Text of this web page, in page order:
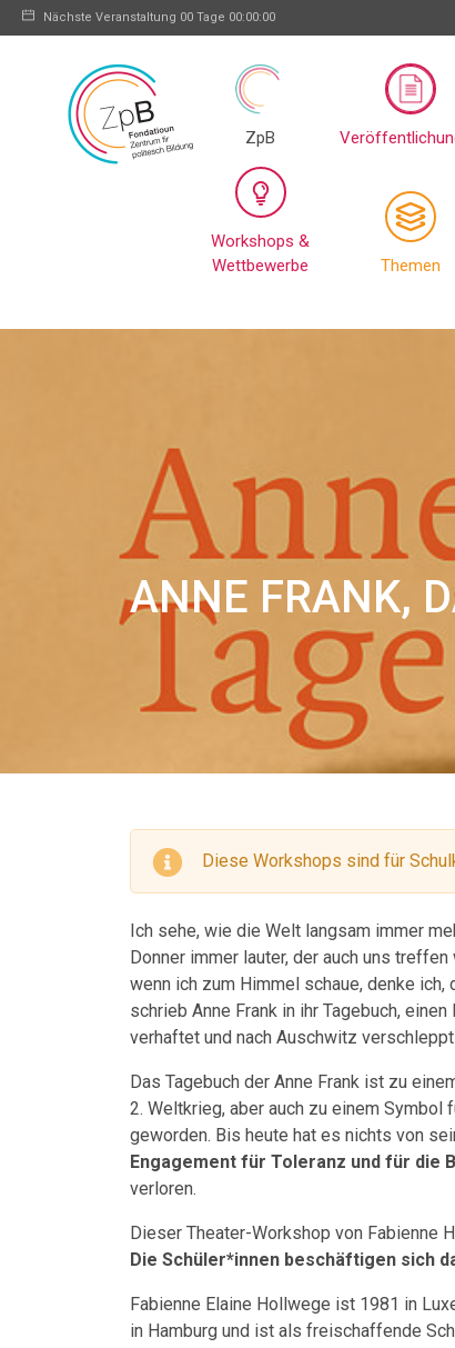
Nächste Veranstaltung 00 Tage 00:00:00
ZpB
Workshops &
Wettbewerbe
Themen
ANNE FRANK,
Diese Workshops sind für
Ich sehe, wie die Welt langsam immer
Donner immer lauter, der auch uns
wenn ich zum Himmel schaue, denke
schrieb Anne Frank in ihr Tagebuch,
verhaftet und nach Auschwitz
Das Tagebuch der Anne Frank ist zu
2. Weltkrieg, aber auch zu einem Symbol
geworden. Bis heute hat es nichts von
Engagement für Toleranz und für die
verloren.
Dieser Theater-Workshop von Fabienne
Die Schüler*innen beschäftigen sich
Fabienne Elaine Hollwege ist 1981 in
in Hamburg und ist als freischaffende